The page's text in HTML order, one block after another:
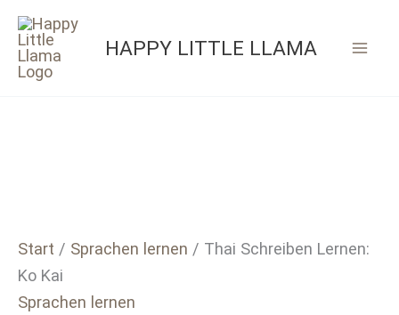
Zum
Inhalt
springen
HAPPY LITTLE LLAMA
Start / Sprachen lernen / Thai Schreiben Lernen:
Ko Kai
Sprachen lernen